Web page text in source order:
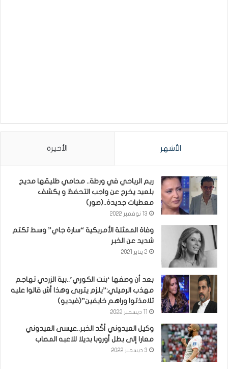
الأشهر الأخيرة
ريم الرياحي في ورطة.. محامي طليقها مديح
بلعيد يخرج عن واجب التحفظ و يكشف
معطيات جديدة..(صور)
13 نوفمبر 2022
وفاة الممثلة الأمريكية “سارة جاي” وسط تكتم
شديد عن الخبر
2 يناير 2021
بعد أن وصفها ‘بنت الكوري’..بية الزردي تهاجم
مهذب الرميلي:”يلزم يتربى وهذا أش قالوا عليه
تلامذتوا وراهم خايفين”(فيديو)
وكيل العيدوني أكّد الخبر..عيسى العيدوني
معارا إلى بطل أوروبا بديلا للاعبه المصاب
3 ديسمبر 2022